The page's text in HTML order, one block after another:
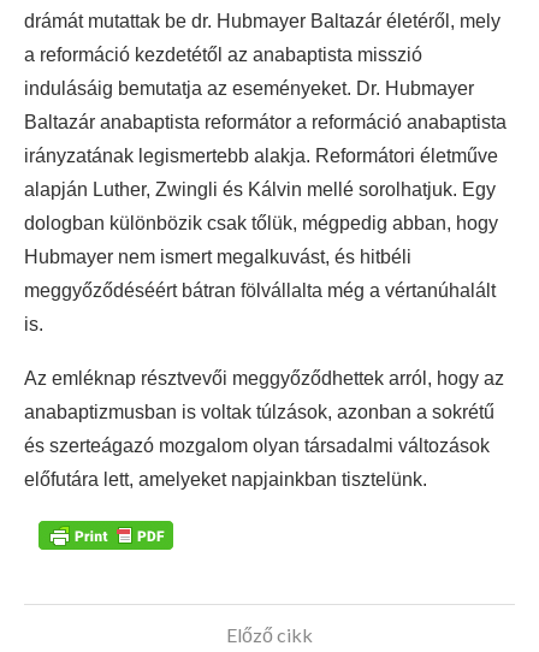
drámát mutattak be dr. Hubmayer Baltazár életéről, mely
a reformáció kezdetétől az anabaptista misszió
indulásáig bemutatja az eseményeket. Dr. Hubmayer
Baltazár anabaptista reformátor a reformáció anabaptista
irányzatának legismertebb alakja. Reformátori életműve
alapján Luther, Zwingli és Kálvin mellé sorolhatjuk. Egy
dologban különbözik csak tőlük, mégpedig abban, hogy
Hubmayer nem ismert megalkuvást, és hitbéli
meggyőződéséért bátran fölvállalta még a vértanúhalált
is.
Az emléknap résztvevői meggyőződhettek arról, hogy az
anabaptizmusban is voltak túlzások, azonban a sokrétű
és szerteágazó mozgalom olyan társadalmi változások
előfutára lett, amelyeket napjainkban tisztelünk.
Előző cikk